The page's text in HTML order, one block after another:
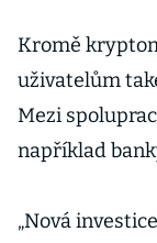
Kromě
uživatelům
Mezi
například
„Nová